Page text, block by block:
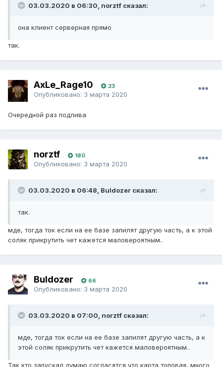
03.03.2020 в 06:30, norztf сказал:
она клиент серверная прямо
так.
AxLe_Rage10 23
Опубликовано: 3 марта 2020
Очередной раз подлива
norztf 180
Опубликовано: 3 марта 2020
03.03.2020 в 06:48, Buldozer сказал:
так.
мде, тогда ток если на ее базе запилят другую часть, а к этой
соляк прикрутить чет кажется маловероятным..
Buldozer 66
Опубликовано: 3 марта 2020
03.03.2020 в 07:00, norztf сказал:
мде, тогда ток если на ее базе запилят другую часть, а к
этой соляк прикрутить чет кажется маловероятным..
Так кто запускал думаю согласятся что карта топовая, много